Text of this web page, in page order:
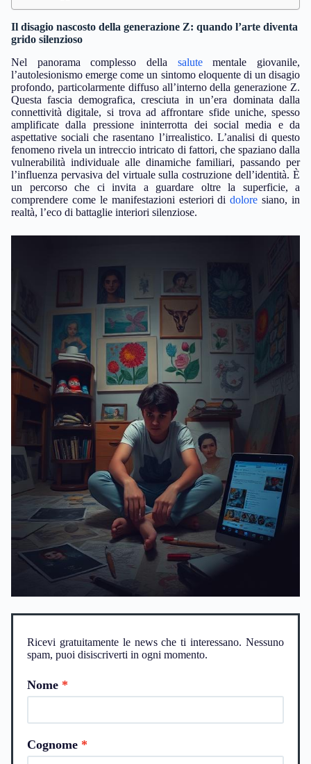
Il disagio nascosto della generazione Z: quando l’arte diventa
grido silenzioso
Nel panorama complesso della salutementale giovanile,
l’autolesionismo emerge come un sintomo eloquente di un disagio
profondo, particolarmente diffuso all’interno della generazione Z.
Questa fascia demografica, cresciuta in un’era dominata dalla
connettività digitale, si trova ad affrontare sfide uniche, spesso
amplificate dalla pressione ininterrotta dei social media e da
aspettative sociali che rasentano l’irrealistico. L’analisi di questo
fenomeno rivela un intreccio intricato di fattori, che spaziano dalla
vulnerabilità individuale alle dinamiche familiari, passando per
l’influenza pervasiva del virtuale sulla costruzione dell’identità. È
un percorso che ci invita a guardare oltre la superficie, a
comprendere come le manifestazioni esteriori didolore siano, in
realtà, l’eco di battaglie interiori silenziose.
Ricevi gratuitamente le news che ti interessano. Nessuno
spam, puoi disiscriverti in ogni momento.
Nome
Cognome